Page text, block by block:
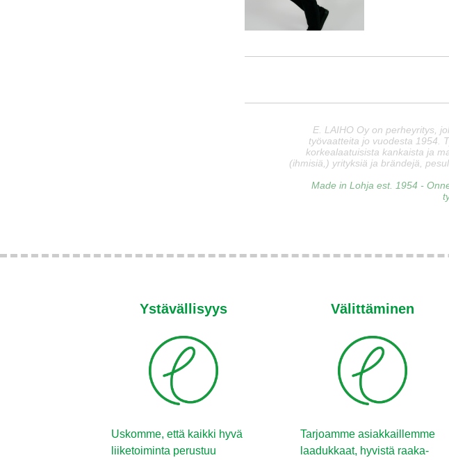
E. LAIHO Oy on perheyritys,
työvaatteita jo vuodesta 1954.
korkealaatuisista kankaista ja
(ihmisiä,) yrityksiä ja brändejä,
Made in Lohja est. 1954 -
Ystävällisyys
Uskomme, että kaikki hyvä
liiketoiminta perustuu
Välittäminen
Tarjoamme asiakkaillemme
laadukkaat, hyvistä raaka-